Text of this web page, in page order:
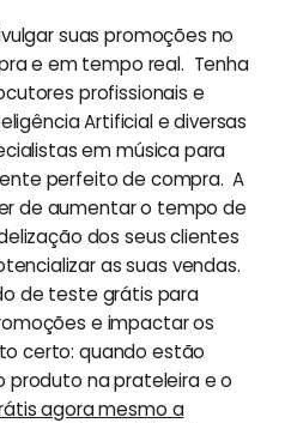
suas promoções no
e em tempo real. Tenha
profissionais e
Artificial e diversas
em música para
perfeito de compra. A
de aumentar o tempo de
dos seus clientes
as suas vendas.
de teste grátis para
e impactar os
certo: quando estão
produto na prateleira e o
agora mesmo a